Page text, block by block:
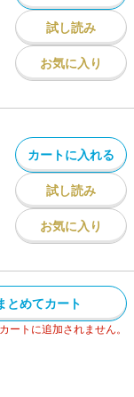
試し読み
お気に入り
カートに入れる
試し読み
お気に入り
とめてカート
トに追加されません。